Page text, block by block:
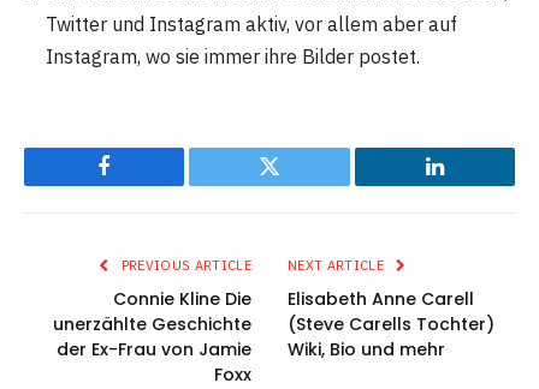
Twitter und Instagram aktiv, vor allem aber auf
Instagram, wo sie immer ihre Bilder postet.
Facebook Twitter LinkedIn
PREVIOUS ARTICLE
Connie Kline Die
unerzählte Geschichte
der Ex-Frau von Jamie
Foxx
NEXT ARTICLE
Elisabeth Anne Carell
(Steve Carells Tochter)
Wiki, Bio und mehr